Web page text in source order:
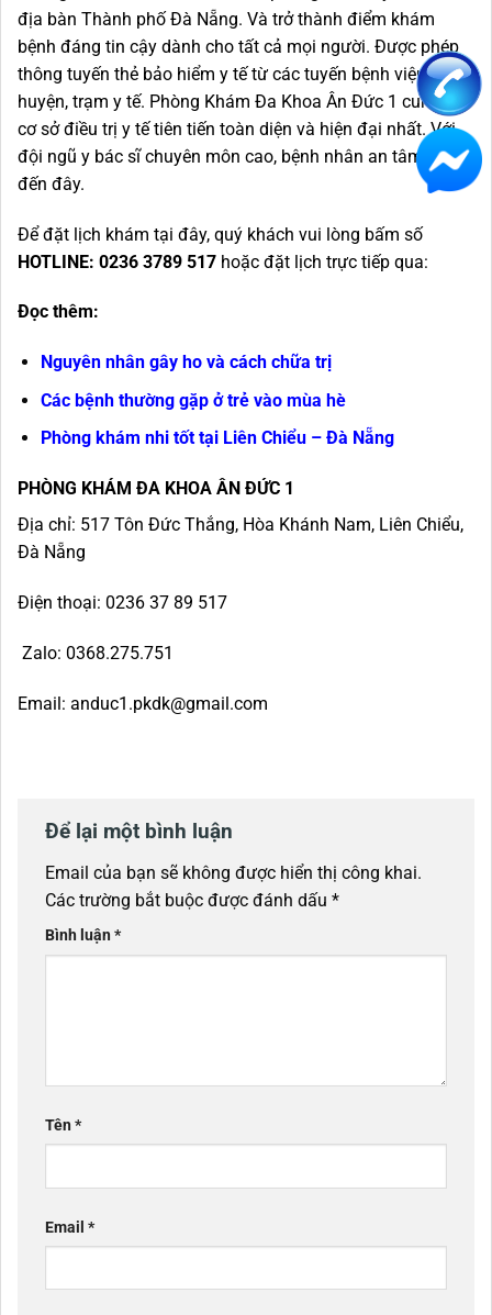
địa bàn Thành phố Đà Nẵng. Và trở thành điểm khám
bệnh đáng tin cậy dành cho tất cả mọi người. Được phép
thông tuyến thẻ bảo hiểm y tế từ các tuyến bệnh viện quận,
huyện, trạm y tế. Phòng Khám Đa Khoa Ân Đức 1 cung cấp
cơ sở điều trị y tế tiên tiến toàn diện và hiện đại nhất. Với
đội ngũ y bác sĩ chuyên môn cao, bệnh nhân an tâm khi
đến đây.
Để đặt lịch khám tại đây, quý khách vui lòng bấm số
HOTLINE: 0236 3789 517 hoặc đặt lịch trực tiếp qua:
Đọc thêm:
Nguyên nhân gây ho và cách chữa trị
Các bệnh thường gặp ở trẻ vào mùa hè
Phòng khám nhi tốt tại Liên Chiểu – Đà Nẵng
PHÒNG KHÁM ĐA KHOA ÂN ĐỨC 1
Địa chỉ: 517 Tôn Đức Thắng, Hòa Khánh Nam, Liên Chiểu,
Đà Nẵng
Điện thoại: 0236 37 89 517
Zalo: 0368.275.751
Email: anduc1.pkdk@gmail.com
Để lại một bình luận
Email của bạn sẽ không được hiển thị công khai.
Các trường bắt buộc được đánh dấu *
Bình luận*
Tên*
Email *